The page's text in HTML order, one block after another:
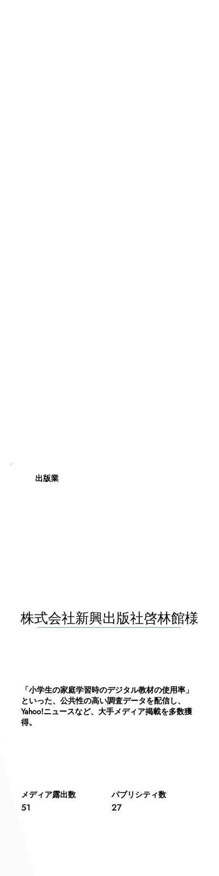
「小学生の家庭学習時のデジタル教材の使用率」
といった、公共性の高い調査データを配信し、
Yahoo!ニュースなど、大手メディア掲載を多数獲
得。
27
パブリシティ数
51
​メディア露出数
株式会社新興出版社啓林館様
出版業